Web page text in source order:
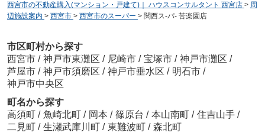
西宮市の不動産購入(マンション・戸建て)｜ ハウスコンサルタント 西宮店 > 周
辺施設案内 > 西宮市 > 西宮市のスーパー > 関西ス-パ- 苦楽園店
市区町村から探す
西宮市 / 神戸市東灘区 / 尼崎市 / 宝塚市 / 神戸市灘区 /
芦屋市 / 神戸市須磨区 / 神戸市垂水区 / 明石市 /
神戸市中央区
町名から探す
高須町 / 魚崎北町 / 岡本 / 篠原台 / 本山南町 / 住吉山手 /
二見町 / 生瀬武庫川町 / 東難波町 / 森北町